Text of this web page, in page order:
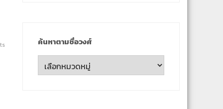
ค้นหาตามชื่อวงศ์
ค้นหา
ตาม